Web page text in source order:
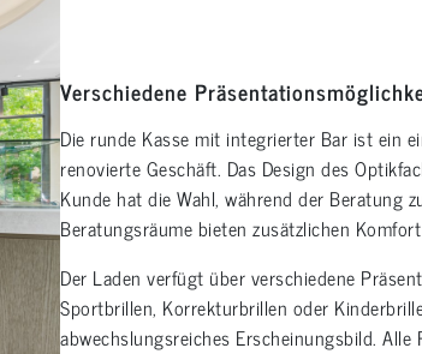
Verschiedene
Die runde Kasse mit integrierter Bar ist ein
renovierte Geschäft. Das Design des
Kunde hat die Wahl, während der Beratung
Beratungsräume bieten zusätzlichen
Der Laden verfügt über verschiedene
Sportbrillen, Korrekturbrillen oder
abwechslungsreiches Erscheinungsbild.